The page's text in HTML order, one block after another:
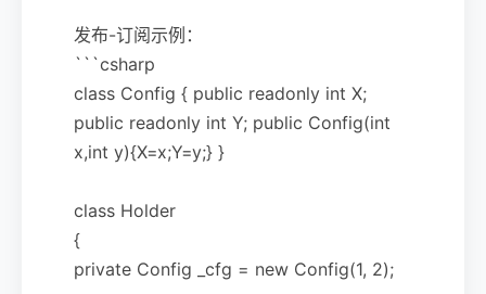
发布-订阅示例：
```csharp
class Config { public readonly int X;
public readonly int Y; public Config(int
x,int y){X=x;Y=y;} }
class Holder
{
private Config _cfg = new Config(1, 2);